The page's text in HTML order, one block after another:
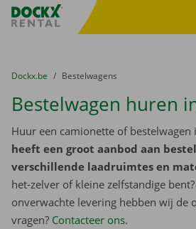
Fratello DEMO
U bevindt zich hier:
van
Dockx.be naar
Bestelwagens
Bestelwagen huren
Huur een camionette of bestelwagen
heeft een groot aanbod aan
verschillende laadruimtes en
het-zelver of kleine zelfstandige
onverwachte levering hebben wij de
vragen? Contacteer ons.